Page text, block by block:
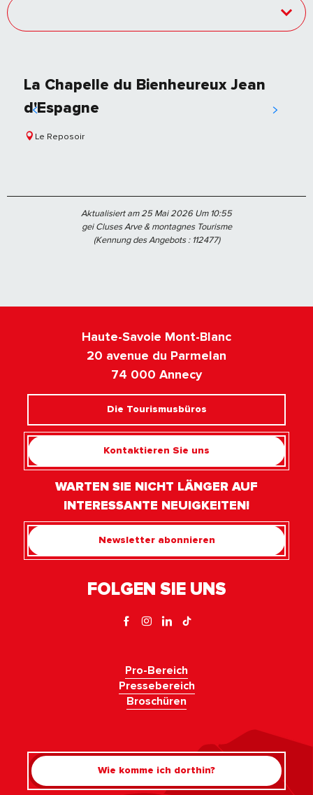
La Chapelle du Bienheureux Jean
d'Espagne
Le Reposoir
Aktualisiert am 25 Mai 2026 Um 10:55
gei Cluses Arve & montagnes Tourisme
(Kennung des Angebots : 112477)
Haute-Savoie Mont-Blanc
20 avenue du Parmelan
74 000 Annecy
Die Tourismusbüros
Kontaktieren Sie uns
WARTEN SIE NICHT LÄNGER AUF
INTERESSANTE NEUIGKEITEN!
Newsletter abonnieren
FOLGEN SIE UNS
Pro-Bereich
Pressebereich
Broschüren
Wie komme ich dorthin?